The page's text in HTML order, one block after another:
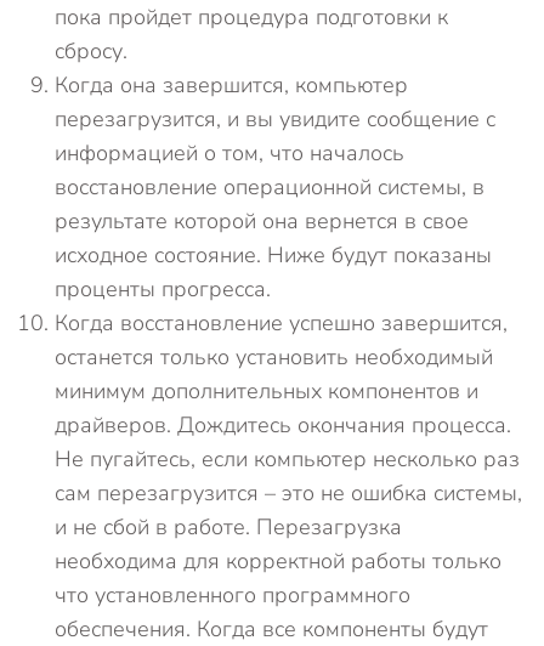
пока пройдет процедура подготовки к
сбросу.
Когда она завершится, компьютер
перезагрузится, и вы увидите сообщение с
информацией о том, что началось
восстановление операционной системы, в
результате которой она вернется в свое
исходное состояние. Ниже будут показаны
проценты прогресса.
Когда восстановление успешно завершится,
останется только установить необходимый
минимум дополнительных компонентов и
драйверов. Дождитесь окончания процесса.
Не пугайтесь, если компьютер несколько раз
сам перезагрузится – это не ошибка системы,
и не сбой в работе. Перезагрузка
необходима для корректной работы только
что установленного программного
обеспечения. Когда все компоненты будут